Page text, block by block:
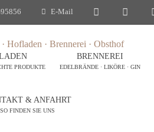
E-Mail
PRODUKTE
BRENNEREI
EDELBRÄNDE · LIKÖRE · GIN
& ANFAHRT
SO FINDEN SIE UNS